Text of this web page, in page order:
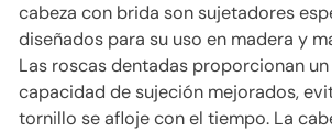
cabeza con brida son sujetadores
diseñados para su uso en madera y
Las roscas dentadas proporcionan un
capacidad de sujeción mejorados,
tornillo se afloje con el tiempo. La